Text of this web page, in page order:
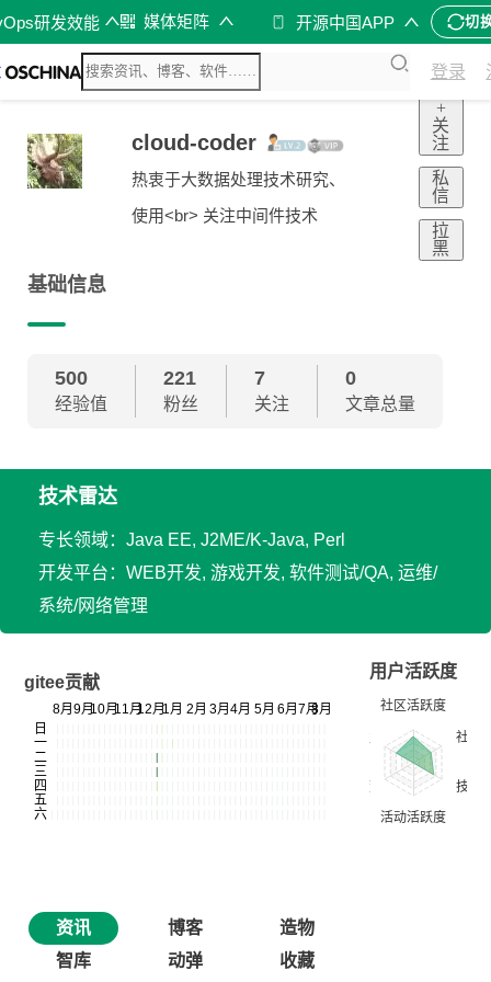
研发效能 媒体矩阵 开源中国APP 切
登录
cloud-coder
热衷于大数据处理技术研究、
使用<br> 关注中间件技术
+
关
注
私
信
拉
黑
基础信息
500
经验值
221
粉丝
7
关注
0
文章总量
技术雷达
专长领域：Java EE, J2ME/K-Java, Perl
开发平台：WEB开发, 游戏开发, 软件测试/QA, 运维/
系统/网络管理
gitee贡献
用户活跃度
资讯 博客
造物
智库
动弹 收藏